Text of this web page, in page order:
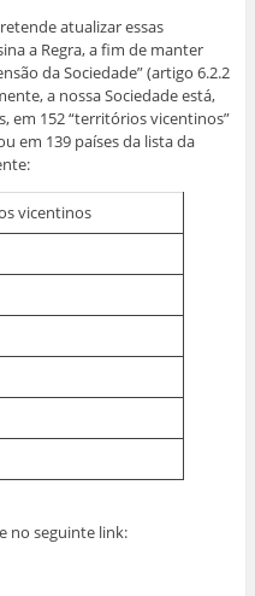
atualizar essas
a Regra, a fim de manter
da Sociedade” (artigo 6.2.2
a nossa Sociedade está,
em 152 “territórios vicentinos”
em 139 países da lista da
vicentinos
no seguinte link: